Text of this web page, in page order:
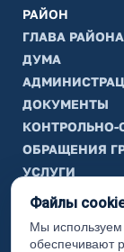
РАЙОН
ГЛАВА РАЙОНА
ДУМА
ДОКУМЕНТЫ
КОНТРОЛЬНО-
ОБРАЩЕНИЯ
УСЛУГИ
ТИК
ИНФОРМАЦИЯ
Файлы
Мы
обеспечивают